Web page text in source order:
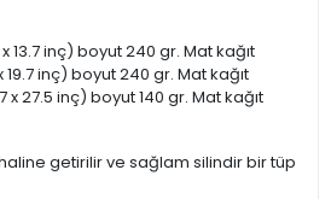
13.7 inç) boyut 240 gr. Mat kağıt
19.7 inç) boyut 240 gr. Mat kağıt
x 27.5 inç) boyut 140 gr. Mat kağıt
getirilir ve sağlam silindir bir tüp